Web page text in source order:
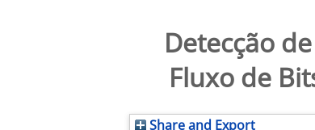
Detecção
Fluxo de
Share and Export